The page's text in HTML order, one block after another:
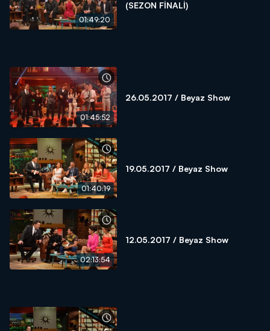
01:49:20
(SEZON FİNALİ)
01:45:52
26.05.2017 / Beyaz Show
01:40:19
19.05.2017 / Beyaz Show
02:13:54
12.05.2017 / Beyaz Show